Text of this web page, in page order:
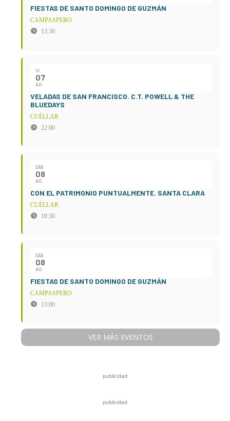
FIESTAS DE SANTO DOMINGO DE GUZMÁN
CAMPASPERO
13:30
VI
07
AG
VELADAS DE SAN FRANCISCO. C.T. POWELL & THE
BLUEDAYS
CUÉLLAR
22:00
SÁB
08
AG
CON EL PATRIMONIO PUNTUALMENTE. SANTA CLARA
CUÉLLAR
10:30
SÁB
08
AG
FIESTAS DE SANTO DOMINGO DE GUZMÁN
CAMPASPERO
13:00
VER MÁS EVENTOS
publicidad
publicidad